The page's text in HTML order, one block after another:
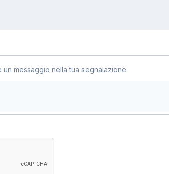
messaggio nella tua segnalazione.